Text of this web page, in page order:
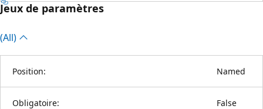
Jeux de paramètres
(All)
Position: Named
Obligatoire: False